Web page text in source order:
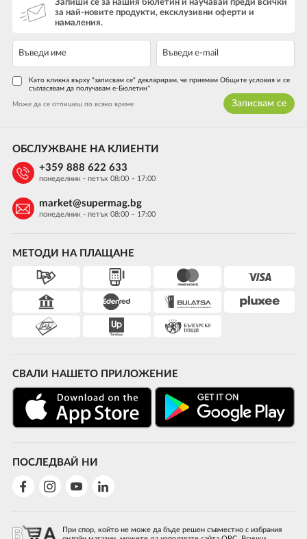
Запиши се за нашия бюлетин и научавай преди всички
за най-новите продукти, ексклузивни оферти и
намаления.
Като кликна върху "записвам се" декларирам, че приемам Общите условия и се
съгласявам да получавам е-Бюлетин*
Може да се отпишеш по всяко време Записвам се
МЕТОДИ НА ПЛАЩАНЕ
СВАЛИ НАШЕТО ПРИЛОЖЕНИЕ
ПОСЛЕДВАЙ НИ
ОБСЛУЖВАНЕ НА КЛИЕНТИ
+359 888 622 633
понеделник - петък 08:00 – 17:00
market@supermag.bg
понеделник - петък 08:00 – 17:00
При спор, който не може да бъде решен съвместно с избрания